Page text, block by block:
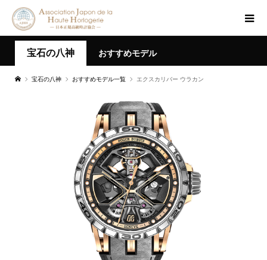
宝石の八神 おすすめモデル
宝石の八神 おすすめモデル一覧 エクスカリバー ウラカン